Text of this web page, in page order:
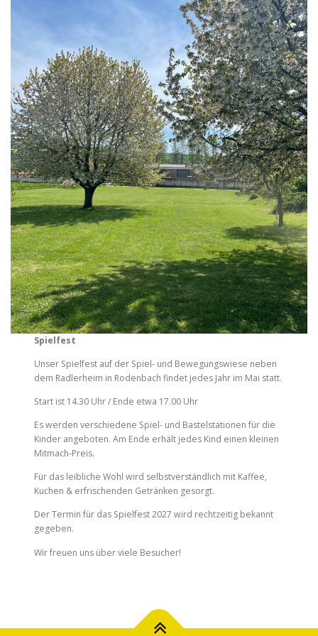
Spielfest
Unser Spielfest auf der Spiel- und Bewegungswiese neben
dem Radlerheim in Rodenbach findet jedes Jahr im Mai statt.
Start ist 14.30 Uhr / Ende etwa 17.00 Uhr
Es werden verschiedene Spiel- und Bastelstationen für die
Kinder angeboten. Am Ende erhält jedes Kind einen kleinen
Mitmach-Preis.
Für das leibliche Wohl wird selbstverständlich mit Kaffee,
Kuchen & erfrischenden Getränken gesorgt.
Der Termin für das Spielfest 2027 wird rechtzeitig bekannt
gegeben.
Wir freuen uns über viele Besucher!